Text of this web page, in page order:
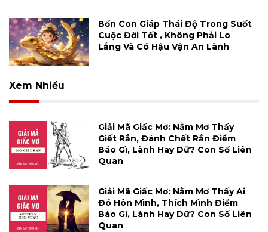
Bốn Con Giáp Thái Độ Trong Suốt
Cuộc Đời Tốt , Không Phải Lo
Lắng Và Có Hậu Vận An Lành
Xem Nhiều
Giải Mã Giấc Mơ: Nằm Mơ Thấy
Giết Rắn, Đánh Chết Rắn Điềm
Báo Gì, Lành Hay Dữ? Con Số Liên
Quan
Giải Mã Giấc Mơ: Nằm Mơ Thấy Ai
Đó Hôn Mình, Thích Mình Điềm
Báo Gì, Lành Hay Dữ? Con Số Liên
Quan